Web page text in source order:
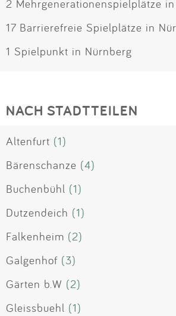
2 Mehrgenerationenspielplätze
17 Barrierefreie Spielplätze in
1 Spielpunkt in Nürnberg
NACH STADTTEILEN
Altenfurt (1)
Bärenschanze (4)
Buchenbühl (1)
Dutzendeich (1)
Falkenheim (2)
Galgenhof (3)
Gärten b.W (2)
Gleissbuehl (1)